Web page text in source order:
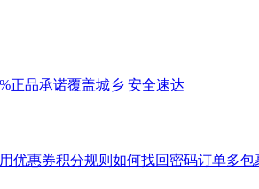
正品承诺覆盖城乡 安全速达
优惠券积分规则 如何找回密码订单多包